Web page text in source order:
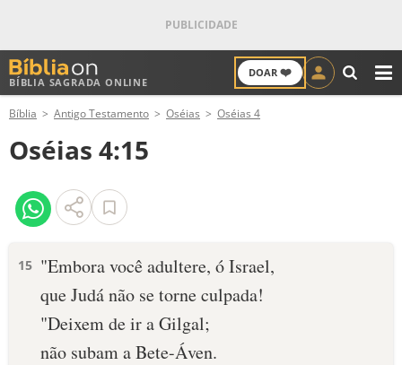
BÍBLIA SAGRADA ONLINE
DOAR ❤️
ANTIGO TESTAMENTO
NOVO TESTAMENTO
VERSÍCULOS
PALAVRA DO DIA
SALMO DO DIA
Bíblia Antigo Testamento Oséias Oséias 4
Oséias 4:15
15 "Embora você adultere, ó Israel,
que Judá não se torne culpada!
"Deixem de ir a Gilgal;
não subam a Bete-Áven.